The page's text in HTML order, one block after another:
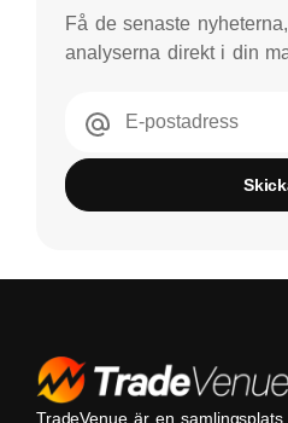
Få de senaste
analyserna direkt i din
E-postadress
TradeVenue är en